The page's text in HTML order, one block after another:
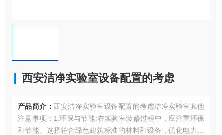
西安洁净实验室设备配置的考虑
产品简介： 西安洁净实验室设备配置的考虑洁净实验室其他
注意事项：1.环保与节能:在实验室装修过程中，应注重环保
和节能。选择符合绿色建筑标准的材料和设备，优化电力、